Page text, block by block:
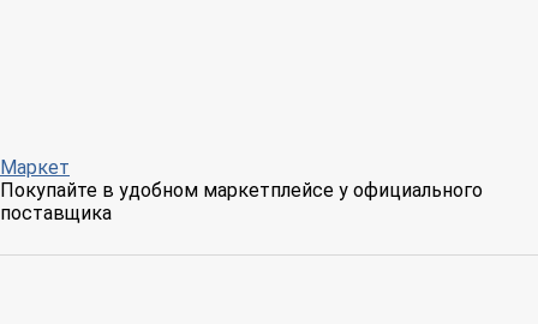
Маркет
Покупайте в удобном маркетплейсе у официального
поставщика